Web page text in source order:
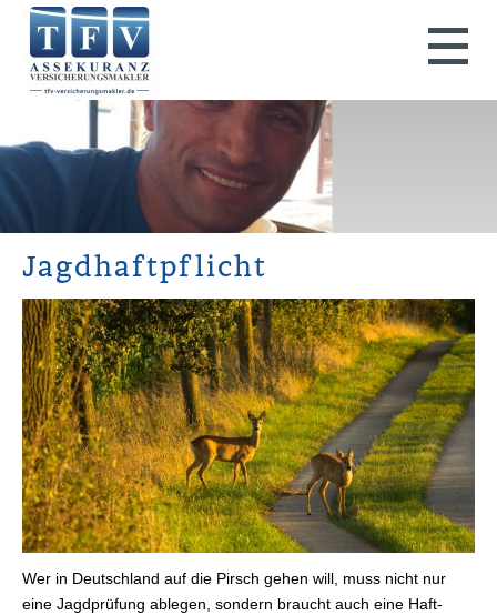
Jagdhaftpflicht
Wer in Deutschland auf die Pirsch gehen will, muss nicht nur
eine Jagdprüfung ablegen, sondern braucht auch eine Haft­